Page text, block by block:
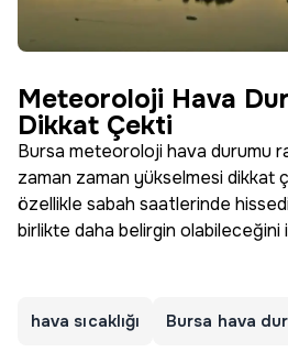
Meteoroloji Hava
Dikkat Çekti
Bursa meteoroloji hava durumu
zaman zaman yükselmesi dikkat
özellikle sabah saatlerinde
birlikte daha belirgin
hava sıcaklığı Bursa hava